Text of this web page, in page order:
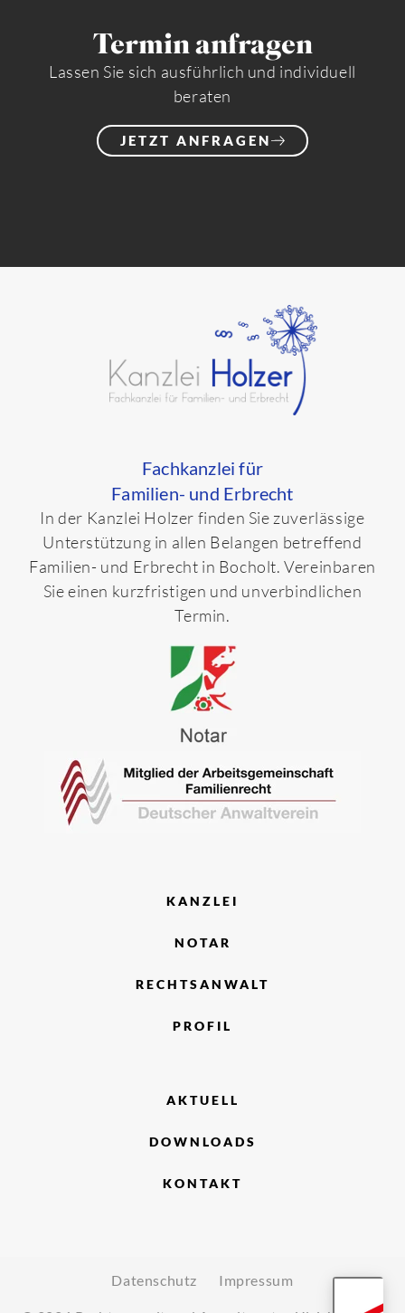
Termin anfragen
Lassen Sie sich ausführlich und individuell
beraten
JETZT ANFRAGEN
Fachkanzlei für
Familien- und Erbrecht
In der Kanzlei Holzer finden Sie zuverlässige
Unterstützung in allen Belangen betreffend
Familien- und Erbrecht in Bocholt. Vereinbaren
Sie einen kurzfristigen und unverbindlichen
Termin.
KANZLEI
NOTAR
RECHTSANWALT
PROFIL
AKTUELL
DOWNLOADS
KONTAKT
Datenschutz Impressum